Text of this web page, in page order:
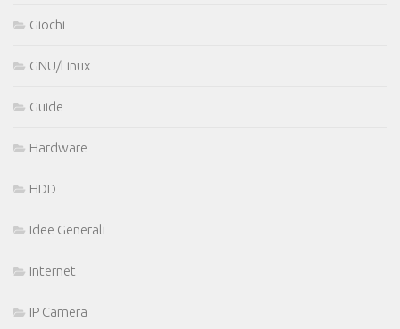
Giochi
GNU/Linux
Guide
Hardware
HDD
Idee Generali
Internet
IP Camera